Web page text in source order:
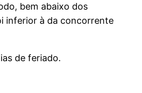
bem abaixo dos
inferior à da concorrente
de feriado.